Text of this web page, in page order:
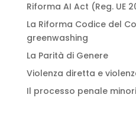
Riforma AI Act (Reg. UE
La Riforma Codice del
greenwashing
La Parità di Genere
Violenza diretta e
Il processo penale